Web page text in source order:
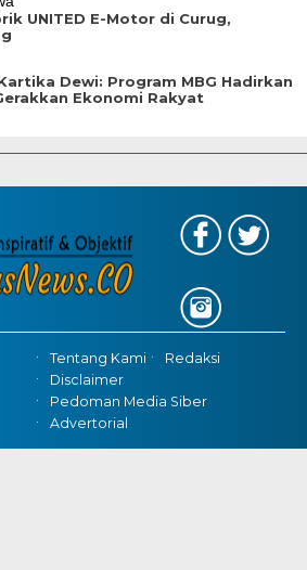
UNITED E-Motor di Curug,
Dewi: Program MBG Hadirkan
Ekonomi Rakyat
Rp200 Miliar | Program Makan Bergizi
Tentang Kami
Redaksi
Disclaimer
Pedoman Media Siber
Advertorial